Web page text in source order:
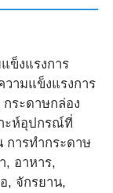
ข็งแรงการ
ามแข็งแรงการ
ระดาษกล่อง
ะห์อุปกรณ์ที่
การทํากระดาษ
, อาหาร,
, จักรยาน,